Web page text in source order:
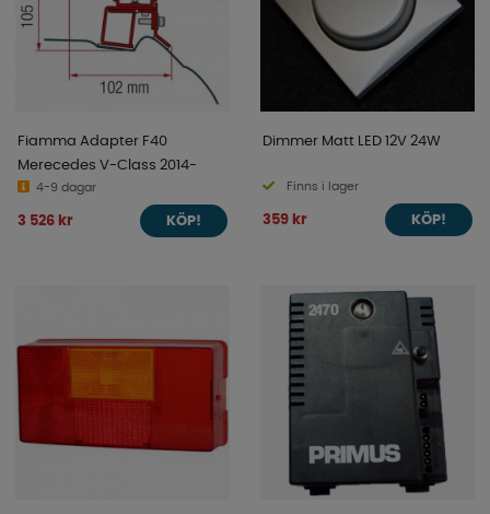
Fiamma Adapter F40
Merecedes V-Class 2014-
4-9 dagar
3 526 kr KÖP!
Dimmer Matt LED 12V 24W
Finns i lager
359 kr KÖP!